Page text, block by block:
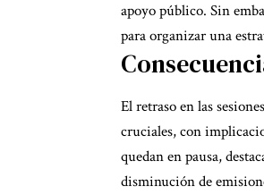
apoyo público. Sin
para organizar una
El retraso en las
cruciales, con
quedan en pausa,
disminución de